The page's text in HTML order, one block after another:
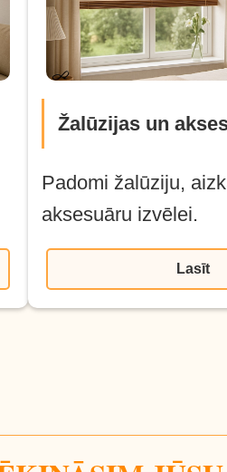
Žalūzijas un
Padomi žalūziju,
aksesuāru izvēlei.
Lasīt